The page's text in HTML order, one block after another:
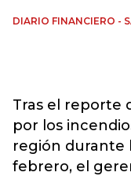
DIARIO FINANCIERO -
Tras el reporte
por los
región durante
febrero, el